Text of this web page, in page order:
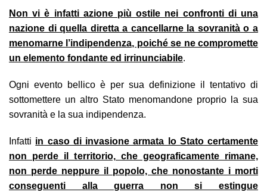
Non vi è infatti azione più ostile nei confronti di una
nazione di quella diretta a cancellarne la sovranità o a
menomarne l’indipendenza, poiché se ne compromette
un elemento fondante ed irrinunciabile.
Ogni evento bellico è per sua definizione il tentativo di
sottomettere un altro Stato menomandone proprio la sua
sovranità e la sua indipendenza.
Infatti in caso di invasione armata lo Stato certamente
non perde il territorio, che geograficamente rimane,
non perde neppure il popolo, che nonostante i morti
conseguenti alla guerra non si estingue